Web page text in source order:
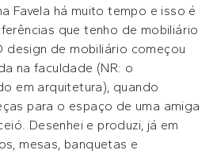
Favela há muito tempo e isso é
que tenho de mobiliário
design de mobiliário começou
na faculdade (NR: o
em arquitetura), quando
para o espaço de uma amiga
Desenhei e produzi, já em
mesas, banquetas e